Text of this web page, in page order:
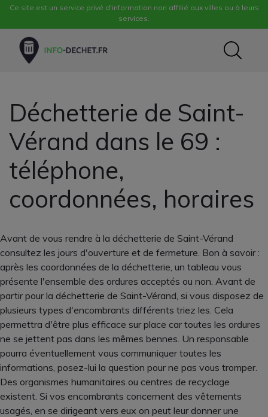
Ce site est un service privé d'information non affilié aux villes ou à leurs
services.
Déchetterie de Saint-
Vérand dans le 69 :
téléphone,
coordonnées, horaires
Avant de vous rendre à la déchetterie de Saint-Vérand
consultez les jours d'ouverture et de fermeture. Bon à savoir :
après les coordonnées de la déchetterie, un tableau vous
présente l'ensemble des ordures acceptés ou non. Avant de
partir pour la déchetterie de Saint-Vérand, si vous disposez de
plusieurs types d'encombrants différents triez les. Cela
permettra d'être plus efficace sur place car toutes les ordures
ne se jettent pas dans les mêmes bennes. Un responsable
pourra éventuellement vous communiquer toutes les
informations, posez-lui la question pour ne pas vous tromper.
Des organismes humanitaires ou centres de recyclage
existent. Si vos encombrants concernent des vêtements
usagés, en se dirigeant vers eux on peut leur donner une